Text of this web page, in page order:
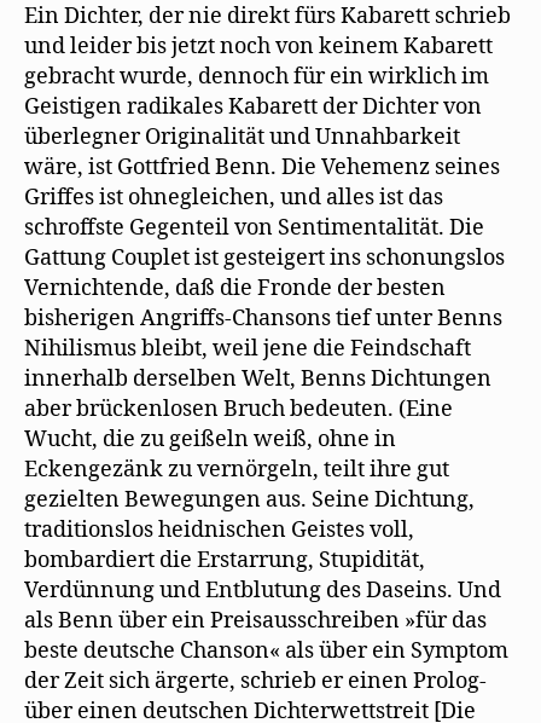
Ein Dichter, der nie direkt fürs Kabarett schrieb
und leider bis jetzt noch von keinem Kabarett
gebracht wurde, dennoch für ein wirklich im
Geistigen radikales Kabarett der Dichter von
überlegner Originalität und Unnahbarkeit
wäre, ist Gottfried Benn. Die Vehemenz seines
Griffes ist ohnegleichen, und alles ist das
schroffste Gegenteil von Sentimentalität. Die
Gattung Couplet ist gesteigert ins schonungslos
Vernichtende, daß die Fronde der besten
bisherigen Angriffs-Chansons tief unter Benns
Nihilismus bleibt, weil jene die Feindschaft
innerhalb derselben Welt, Benns Dichtungen
aber brückenlosen Bruch bedeuten. (Eine
Wucht, die zu geißeln weiß, ohne in
Eckengezänk zu vernörgeln, teilt ihre gut
gezielten Bewegungen aus. Seine Dichtung,
traditionslos heidnischen Geistes voll,
bombardiert die Erstarrung, Stupidität,
Verdünnung und Entblutung des Daseins. Und
als Benn über ein Preisausschreiben »für das
beste deutsche Chanson« als über ein Symptom
der Zeit sich ärgerte, schrieb er einen Prolog-
über einen deutschen Dichterwettstreit [Die